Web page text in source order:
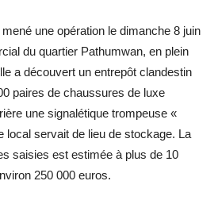
une opération le dimanche 8 juin
du quartier Pathumwan, en plein
a découvert un entrepôt clandestin
paires de chaussures de luxe
une signalétique trompeuse «
local servait de lieu de stockage. La
saisies est estimée à plus de 10
250 000 euros.